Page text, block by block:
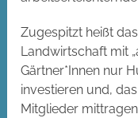
Zugespitzt heißt
Landwirtschaft mit
Gärtner*Innen nur
investieren und,
Mitglieder